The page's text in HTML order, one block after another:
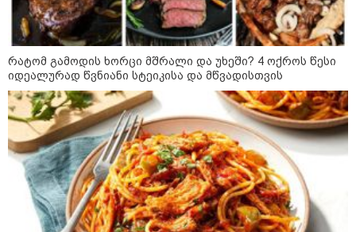
"ბავშვობიდან ასე ვარ..
ფანატიკურად ვარ შეყვარებული
საქართველოზე" - გაიცანით
მარტინ გუიმჯიანი, ქართულ
ენასა და საქართველოზე
შეყვარებული სომეხი ბიჭი
23:15 / 07-08-2026
ამოუცნობი ანომალიური
მოვლენები - ტრამპის
ადმინისტრაციამ “UFO”- ს
ფაილების მორიგი პაკეტი
გამოაქვეყნა
22:30 / 07-08-2026
რატომ გამოდის ხორცი მშრალი და უხეში? 4 ოქროს წესი
იდეალურად წვნიანი სტეიკისა და მწვადისთვის